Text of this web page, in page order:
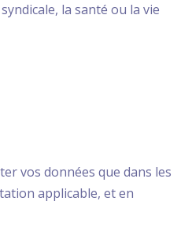
la santé ou la vie
vos données que dans les
applicable, et en